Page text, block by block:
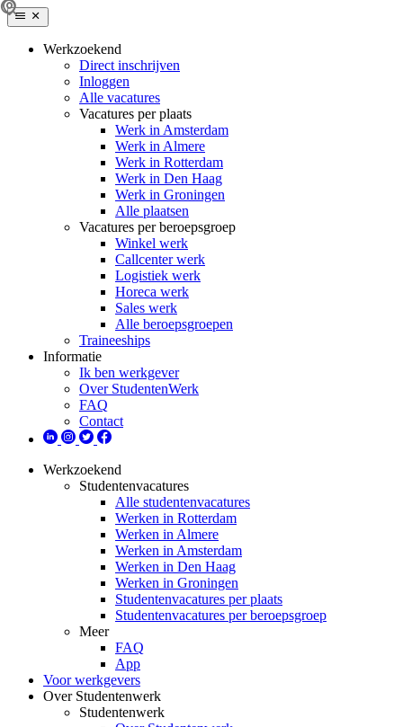
Werkzoekend
Direct inschrijven
Inloggen
Alle vacatures
Vacatures per plaats
Werk in Amsterdam
Werk in Almere
Werk in Rotterdam
Werk in Den Haag
Werk in Groningen
Alle plaatsen
Vacatures per beroepsgroep
Winkel werk
Callcenter werk
Logistiek werk
Horeca werk
Sales werk
Alle beroepsgroepen
Traineeships
Informatie
Ik ben werkgever
Over StudentenWerk
FAQ
Contact
Werkzoekend
Studentenvacatures
Alle studentenvacatures
Werken in Rotterdam
Werken in Almere
Werken in Amsterdam
Werken in Den Haag
Werken in Groningen
Studentenvacatures per plaats
Studentenvacatures per beroepsgroep
Meer
FAQ
App
Voor werkgevers
Over Studentenwerk
Studentenwerk